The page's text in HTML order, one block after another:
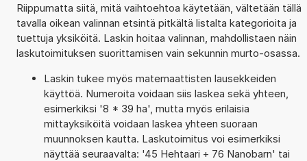
Riippumatta siitä, mitä vaihtoehtoa käytetään, vältetään tällä
tavalla oikean valinnan etsintä pitkältä listalta kategorioita ja
tuettuja yksiköitä. Laskin hoitaa valinnan, mahdollistaen näin
laskutoimituksen suorittamisen vain sekunnin murto-osassa.
Laskin tukee myös matemaattisten lausekkeiden
käyttöä. Numeroita voidaan siis laskea sekä yhteen,
esimerkiksi '8 * 39 ha', mutta myös erilaisia
mittayksiköitä voidaan laskea yhteen suoraan
muunnoksen kautta. Laskutoimitus voi esimerkiksi
näyttää seuraavalta: '45 Hehtaari + 76 Nanobarn' tai